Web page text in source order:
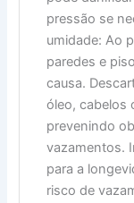
pressão se
umidade: Ao
paredes e
causa.
óleo, cabelos
prevenindo
vazamentos.
para a
risco de